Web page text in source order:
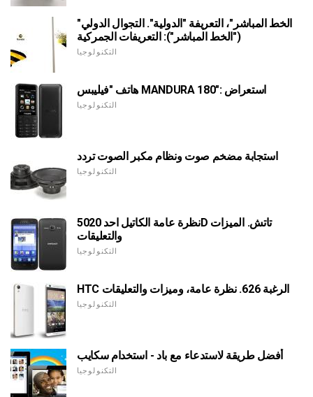
"الخط المباشر"، التعريفة "الدولية". التجوال الدولي
("الخط المباشر"): التعريفات الجمركية
التكنولوجيا
هاتف "فيليبس MANDURA 180": استعراض
التكنولوجيا
استجابة مضخم صوت ونظام مكبر الصوت تردد
التكنولوجيا
نظرة عامة الكاتيل احد 5020D تاتش. الميزات
والتعليقات
التكنولوجيا
HTC الرغبة 626. نظرة عامة، وميزات والتعليقات
التكنولوجيا
أفضل طريقة لاستدعاء مع باد - استخدام سكايب
التكنولوجيا